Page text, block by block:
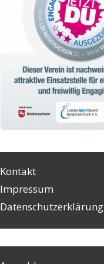
Kontakt
Impressum
Datenschutzerklärung